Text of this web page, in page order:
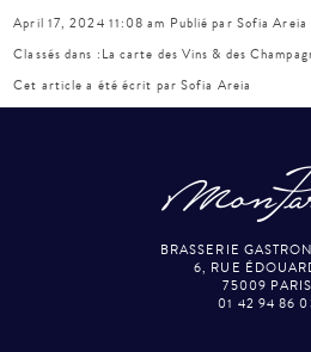
April 17, 2024 11:08 am Publié par Sofia Areia
Classés dans : La carte des Vins & des
Cet article a été écrit par Sofia Areia
BRASSERIE
6, RUE
75009 PARIS
01 42 94 86